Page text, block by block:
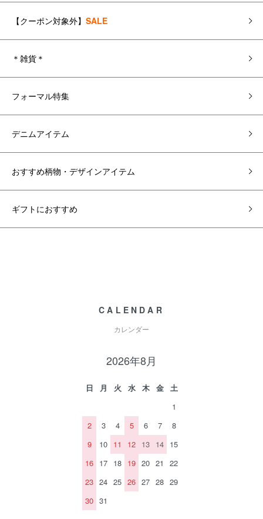
【クーポン対象外】 SALE
＊雑貨＊
フォーマル特集
デニムアイテム
おすすめ柄物・デザインアイテム
ギフトにおすすめ
CALENDAR
カレンダー
2026年8月
日 月 火 水 木 金
土
1
2
3 4 5 6 7
8
9
10 11 12 13 14 15
16 17 18 19 20 21
22
23 24 25 26 27 28 29
30 31